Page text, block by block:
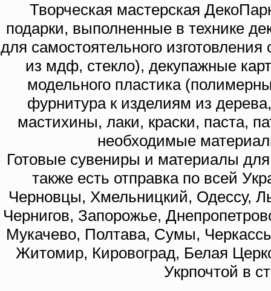
Творческая мастерская
подарки, выполненные в технике
для самостоятельного
из мдф, стекло), декупажные
модельного пластика
фурнитура к изделиям из
мастихины, лаки, краски, паста,
необходимые
Готовые сувениры и материалы
также есть отправка по всей
Черновцы, Хмельницкий, Одессу,
Чернигов, Запорожье,
Мукачево, Полтава, Сумы,
Житомир, Кировоград, Белая
Укрпочтой в